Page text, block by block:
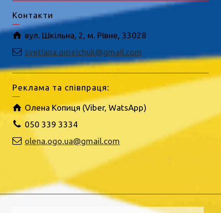
Контакти
вул. Шкільна, 2, м. Рівне, 33028
svetlana.omelchuk@gmail.com
Реклама та співпраця:
Олена Копиця (Viber, WatsApp)
050 339 3334
olena.ogo.ua@gmail.com